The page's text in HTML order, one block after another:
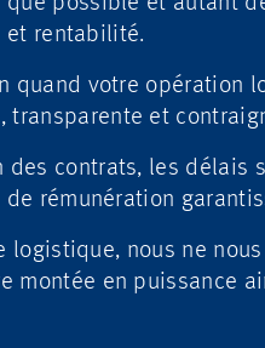
et rentabilité.
quand votre opération
transparente et
des contrats, les délais
rémunération
nous ne
montée en puissance